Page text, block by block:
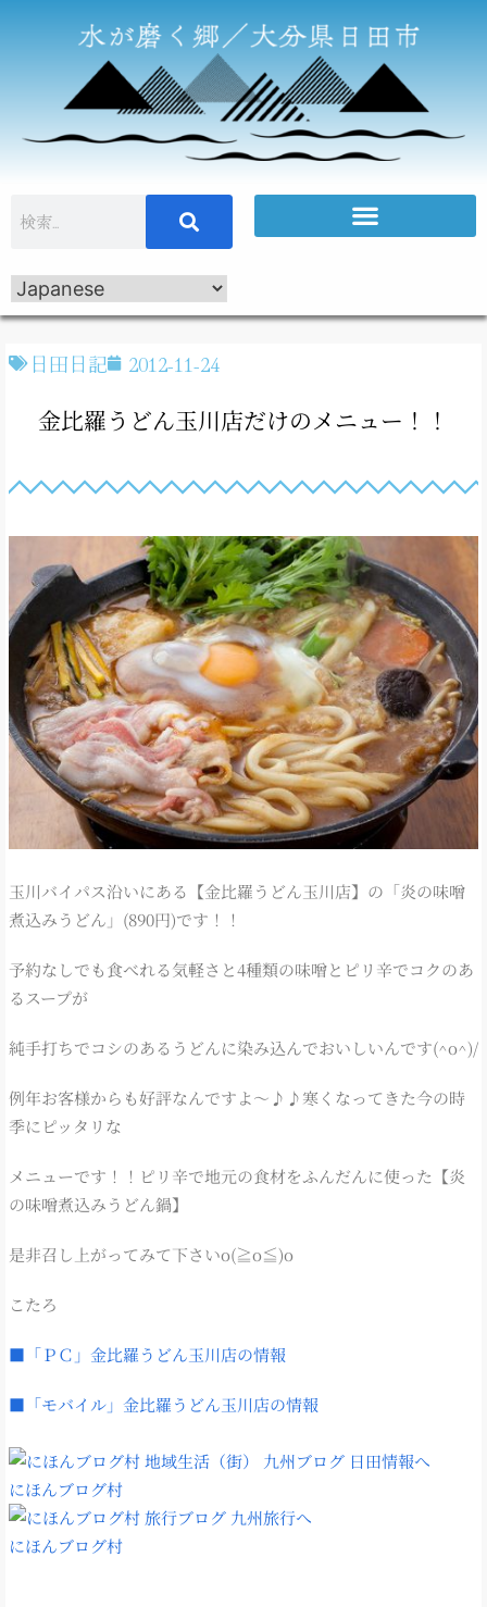
日田日記 2012-11-24
金比羅うどん玉川店だけのメニュー！！
玉川バイパス沿いにある【金比羅うどん玉川店】の「炎の味噌
煮込みうどん」(890円)です！！
予約なしでも食べれる気軽さと4種類の味噌とピリ辛でコクのあ
るスープが
純手打ちでコシのあるうどんに染み込んでおいしいんです(^o^)/
例年お客様からも好評なんですよ～♪♪寒くなってきた今の時
季にピッタリな
メニューです！！ピリ辛で地元の食材をふんだんに使った【炎
の味噌煮込みうどん鍋】
是非召し上がってみて下さいo(≧o≦)o
こたろ
■「ＰＣ」金比羅うどん玉川店の情報
■「モバイル」金比羅うどん玉川店の情報
にほんブログ村
にほんブログ村